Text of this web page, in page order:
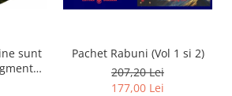
sunt
Ghidel
Pachet Rabuni (Vol 1 si 2)
207,20 Lei
177,00 Lei